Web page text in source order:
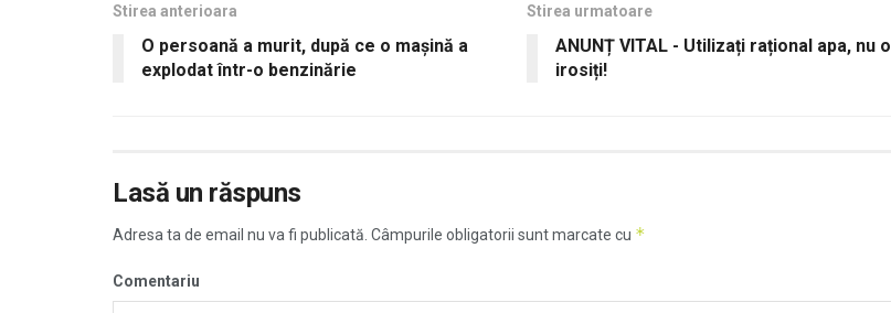
Stirea anterioara
O persoană a murit, după ce o mașină a
explodat într-o benzinărie
Stirea urmatoare
ANUNȚ VITAL - Utilizați rațional apa, nu o
irosiți!
Lasă un răspuns
Adresa ta de email nu va fi publicată. Câmpurile obligatorii sunt marcate cu *
Comentariu